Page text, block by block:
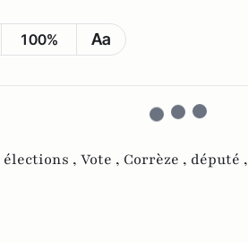
100% Aa
élections , Vote , Corrèze , député ,